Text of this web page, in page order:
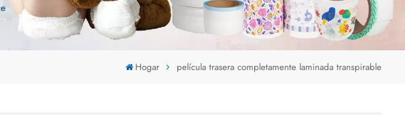
Hogar película trasera completamente laminada transpirable